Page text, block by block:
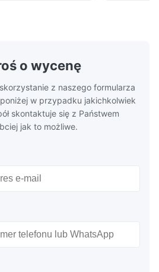
o wycenę
z naszego formularza
w przypadku jakichkolwiek
skontaktuje się z Państwem
jak to możliwe.